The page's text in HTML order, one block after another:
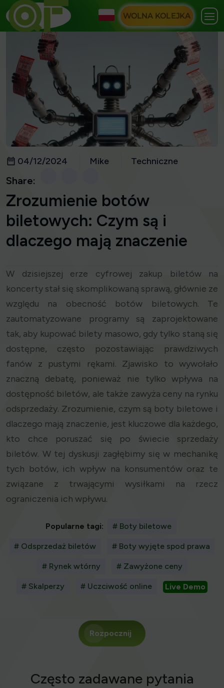
WOLNA KOLEJKA
04/12/2024 Mike Techniczne
Share:
Zrozumienie botów
biletowych: Czym są i
dlaczego mają znaczenie
W dzisiejszej erze cyfrowej zakup biletów na
koncerty stał się skomplikowaną sprawą, głównie ze
względu na obecność botów biletowych. Te
zautomatyzowane programy są zaprojektowane
tak, aby kupować bilety masowo, gdy tylko staną się
dostępne, często pozostawiając prawdziwych
fanów z pustymi rękami. Zjawisko to wywołało
znaczną debatę, ponieważ nie tylko wpływa na
dostępność biletów, ale także zawyża ceny na rynku
odsprzedaży. Zrozumienie, czym są boty biletowe i
dlaczego mają znaczenie, jest kluczowe dla każdego,
kto chce poruszać się po świecie sprzedaży
biletów. W tej dyskusji zagłębimy się w mechanikę
tych botów, ich wpływ na konsumentów oraz te
związane z trwającymi wysiłkami na rzecz
ograniczenia ich wpływu.
Popularne tagi: # Boty biletowe
# Odsprzedaż biletów # Boty wyjęte spod prawa
# Rynek wtórny # Zawyżone ceny
# Skalperzy # Uczciwość online Live Demo
Rozpocznij
Często zadawane pytania